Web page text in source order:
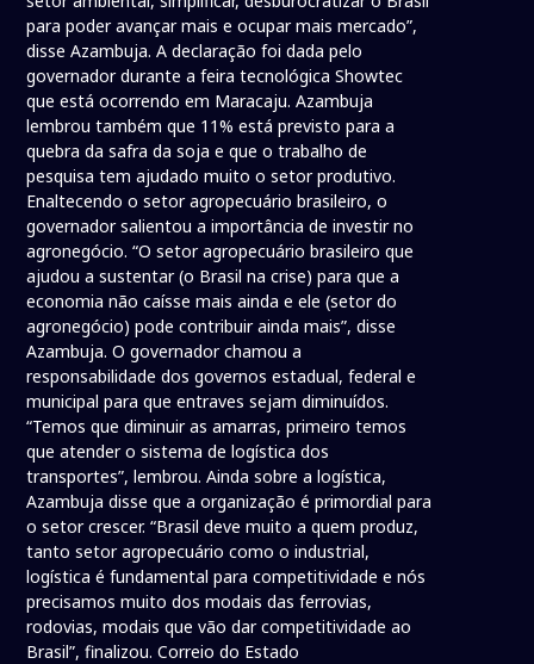
para poder avançar mais e ocupar mais mercado”,
disse Azambuja. A declaração foi dada pelo
governador durante a feira tecnológica Showtec
que está ocorrendo em Maracaju. Azambuja
lembrou também que 11% está previsto para a
quebra da safra da soja e que o trabalho de
pesquisa tem ajudado muito o setor produtivo.
Enaltecendo o setor agropecuário brasileiro, o
governador salientou a importância de investir no
agronegócio. “O setor agropecuário brasileiro que
ajudou a sustentar (o Brasil na crise) para que a
economia não caísse mais ainda e ele (setor do
agronegócio) pode contribuir ainda mais”, disse
Azambuja. O governador chamou a
responsabilidade dos governos estadual, federal e
municipal para que entraves sejam diminuídos.
“Temos que diminuir as amarras, primeiro temos
que atender o sistema de logística dos
transportes”, lembrou. Ainda sobre a logística,
Azambuja disse que a organização é primordial para
o setor crescer. “Brasil deve muito a quem produz,
tanto setor agropecuário como o industrial,
logística é fundamental para competitividade e nós
precisamos muito dos modais das ferrovias,
rodovias, modais que vão dar competitividade ao
Brasil”, finalizou. Correio do Estado